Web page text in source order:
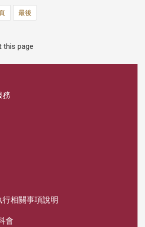
最後
this page
務
相關事項說明
會